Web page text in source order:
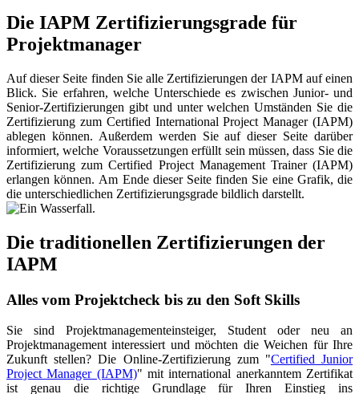
Die IAPM Zertifizierungsgrade für
Projektmanager
Auf dieser Seite finden Sie alle Zertifizierungen der IAPM auf einen
Blick. Sie erfahren, welche Unterschiede es zwischen Junior- und
Senior-Zertifizierungen gibt und unter welchen Umständen Sie die
Zertifizierung zum Certified International Project Manager (IAPM)
ablegen können. Außerdem werden Sie auf dieser Seite darüber
informiert, welche Voraussetzungen erfüllt sein müssen, dass Sie die
Zertifizierung zum Certified Project Management Trainer (IAPM)
erlangen können. Am Ende dieser Seite finden Sie eine Grafik, die
die unterschiedlichen Zertifizierungsgrade bildlich darstellt.
Die traditionellen Zertifizierungen der
IAPM
Alles vom Projektcheck bis zu den Soft Skills
Sie sind Projektmanagementeinsteiger, Student oder neu an
Projektmanagement interessiert und möchten die Weichen für Ihre
Zukunft stellen? Die Online-Zertifizierung zum "Certified Junior
Project Manager (IAPM)" mit international anerkanntem Zertifikat
ist genau die richtige Grundlage für Ihren Einstieg ins